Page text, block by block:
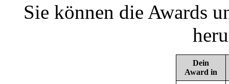
Sie können die Awards
Dein
Award in